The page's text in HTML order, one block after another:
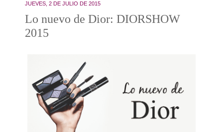
JUEVES, 2 DE JULIO DE 2015
Lo nuevo de Dior: DIORSHOW
2015